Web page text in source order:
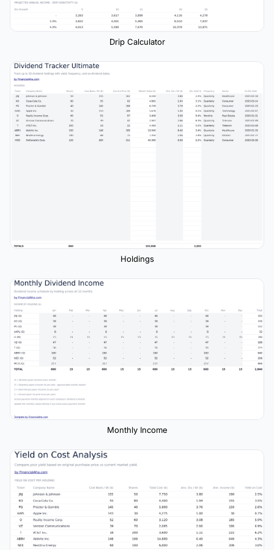
Drip Calculator
Holdings
Monthly Income